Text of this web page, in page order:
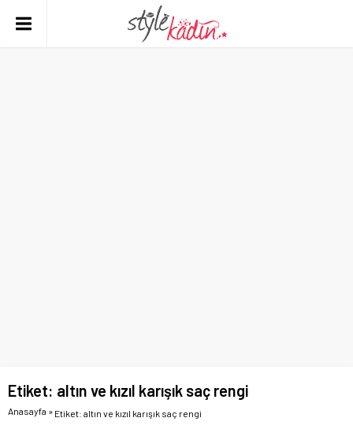
Etiket: altın ve kızıl karışık saç rengi
Anasayfa » Etiket: altın ve kızıl karışık saç rengi